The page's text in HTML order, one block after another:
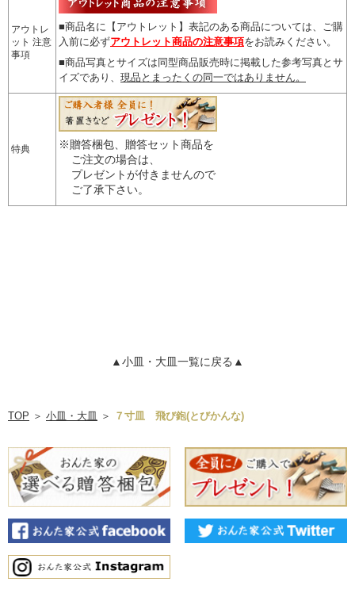
アウトレ
ット 注意
事項
■商品名に【アウトレット】表記のある商品については、
ご購
入前に必ずアウトレット商品の注意事項をお読みください。
■商品写真とサイズは同型商品販売時に掲載した参考写真とサ
イズであり、 現品とまったくの同一ではありません。
特典
※贈答梱包、贈答セット商品を
ご注文の場合は、
プレゼントが付きませんので
ご了承下さい。
▲小皿・大皿一覧に戻る▲
TOP ＞ 小皿・大皿 ＞ ７寸皿 飛び鉋(とびかんな)